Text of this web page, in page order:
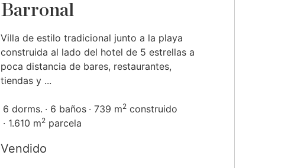
Barronal
Villa de estilo tradicional junto a la playa
construida al lado del hotel de 5 estrellas a
poca distancia de bares, restaurantes,
tiendas y ...
6 dorms. 6 baños 739 m2 construido
1.610 m2 parcela
Vendido